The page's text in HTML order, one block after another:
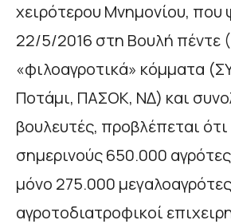
χειρότερου Μνημονίου, που
22/5/2016 στη Βουλή πέντε
«φιλοαγροτικά» κόμματα
Ποτάμι, ΠΑΣΟΚ, ΝΔ) και
βουλευτές, προβλέπεται
σημερινούς 650.000
μόνο 275.000 μεγαλοαγρότες
αγροτοδιατροφικοί